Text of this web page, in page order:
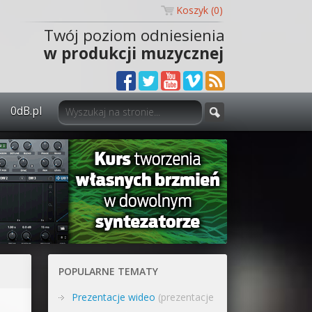
Koszyk (0)
Twój poziom odniesienia
w produkcji muzycznej
0dB.pl
0dB.pl - informacje
Newsletter
Materiały dla mediów
Archiwum aktualności
POPULARNE TEMATY
Prezentacje wideo (prezentacje